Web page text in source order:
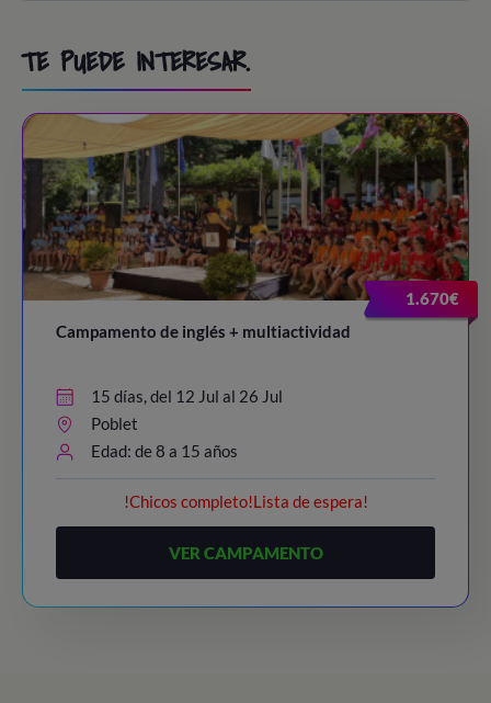
TE PUEDE INTERESAR.
1.670€
Campamento de inglés + multiactividad
15 días, del 12 Jul al 26 Jul
Poblet
Edad: de 8 a 15 años
!Chicos completo!Lista de espera!
VER CAMPAMENTO